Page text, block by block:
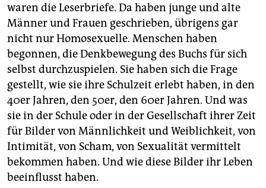
waren die Leserbriefe. Da haben junge und alte
Männer und Frauen geschrieben, übrigens gar
nicht nur Homosexuelle. Menschen haben
begonnen, die Denkbewegung des Buchs für sich
selbst durchzuspielen. Sie haben sich die Frage
gestellt, wie sie ihre Schulzeit erlebt haben, in den
40er Jahren, den 50er, den 60er Jahren. Und was
sie in der Schule oder in der Gesellschaft ihrer Zeit
für Bilder von Männlichkeit und Weiblichkeit, von
Intimität, von Scham, von Sexualität vermittelt
bekommen haben. Und wie diese Bilder ihr Leben
beeinflusst haben.